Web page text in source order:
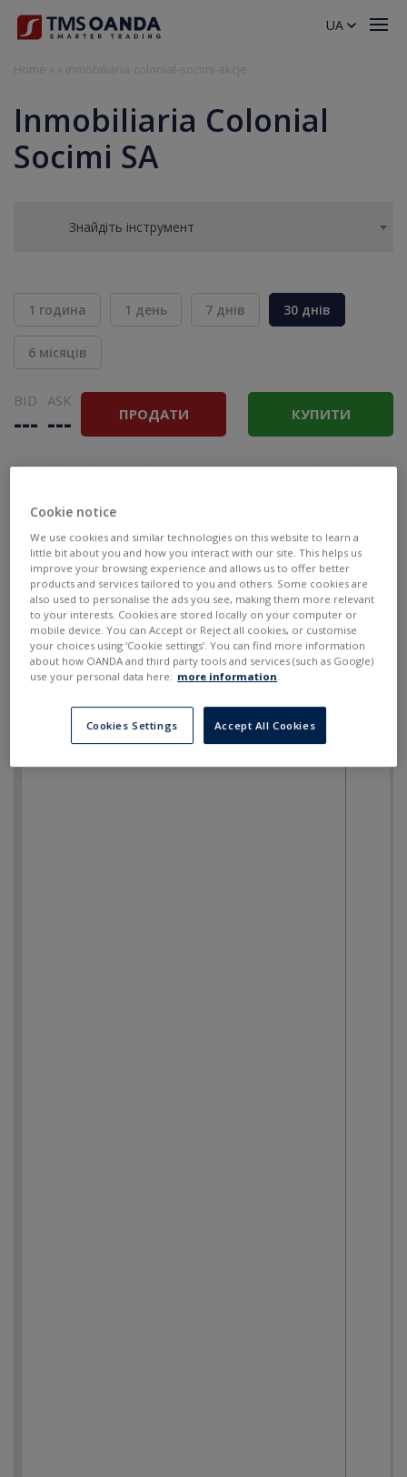
Inmobiliaria Colonial
Socimi SA
Знайдіть інструмент
1 година 1 день 7 днів 30 днів
6 місяців
BID
---
ASK
--- ПРОДАТИ КУПИТИ
UA
Cookie notice
We use cookies and similar technologies on this website to learn a
little bit about you and how you interact with our site. This helps us
improve your browsing experience and allows us to offer better
products and services tailored to you and others. Some cookies are
also used to personalise the ads you see, making them more relevant
to your interests. Cookies are stored locally on your computer or
mobile device. You can Accept or Reject all cookies, or customise
your choices using ‘Cookie settings’. You can find more information
about how OANDA and third party tools and services (such as Google)
use your personal data here: more information.
Cookies Settings Accept All Cookies